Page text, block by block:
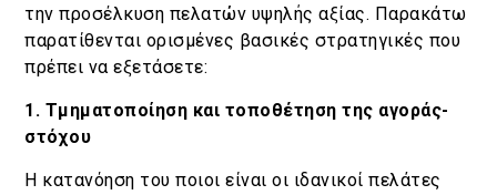
την προσέλκυση πελατών υψηλής αξίας. Παρακάτω
παρατίθενται ορισμένες βασικές στρατηγικές που
πρέπει να εξετάσετε:
1. Τμηματοποίηση και τοποθέτηση της αγοράς-
στόχου
Η κατανόηση του ποιοι είναι οι ιδανικοί πελάτες